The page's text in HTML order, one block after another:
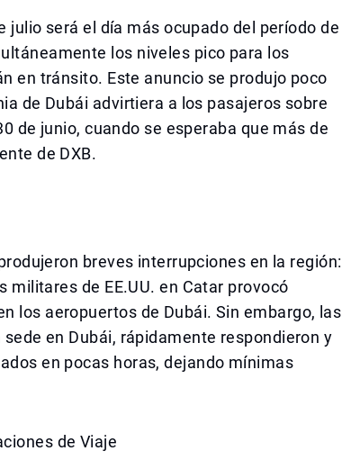
julio será el día más ocupado del período de
los niveles pico para los
en tránsito. Este anuncio se produjo poco
de Dubái advirtiera a los pasajeros sobre
de junio, cuando se esperaba que más de
de DXB.
breves interrupciones en la región:
militares de EE.UU. en Catar provocó
los aeropuertos de Dubái. Sin embargo, las
en Dubái, rápidamente respondieron y
en pocas horas, dejando mínimas
de Viaje